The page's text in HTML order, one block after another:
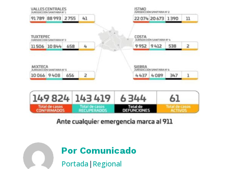
Por Comunicado
Portada| Regional